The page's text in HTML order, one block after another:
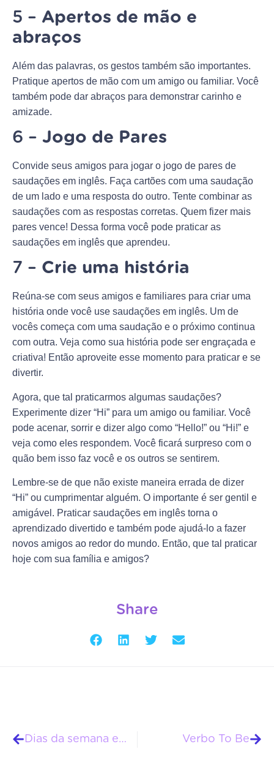
5 – Apertos de mão e
abraços
Além das palavras, os gestos também são importantes.
Pratique apertos de mão com um amigo ou familiar. Você
também pode dar abraços para demonstrar carinho e
amizade.
6 – Jogo de Pares
Convide seus amigos para jogar o jogo de pares de
saudações em inglês. Faça cartões com uma saudação
de um lado e uma resposta do outro. Tente combinar as
saudações com as respostas corretas. Quem fizer mais
pares vence! Dessa forma você pode praticar as
saudações em inglês que aprendeu.
7 – Crie uma história
Reúna-se com seus amigos e familiares para criar uma
história onde você use saudações em inglês. Um de
vocês começa com uma saudação e o próximo continua
com outra. Veja como sua história pode ser engraçada e
criativa! Então aproveite esse momento para praticar e se
divertir.
Agora, que tal praticarmos algumas saudações?
Experimente dizer “Hi” para um amigo ou familiar. Você
pode acenar, sorrir e dizer algo como “Hello!” ou “Hi!” e
veja como eles respondem. Você ficará surpreso com o
quão bem isso faz você e os outros se sentirem.
Lembre-se de que não existe maneira errada de dizer
“Hi” ou cumprimentar alguém. O importante é ser gentil e
amigável. Praticar saudações em inglês torna o
aprendizado divertido e também pode ajudá-lo a fazer
novos amigos ao redor do mundo. Então, que tal praticar
hoje com sua família e amigos?
Share
Dias da semana em inglês Verbo To Be